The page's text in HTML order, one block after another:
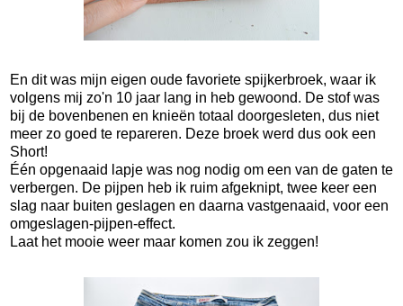
En dit was mijn eigen oude favoriete spijkerbroek, waar ik
volgens mij zo'n 10 jaar lang in heb gewoond. De stof was
bij de bovenbenen en knieën totaal doorgesleten, dus niet
meer zo goed te repareren. Deze broek werd dus ook een
Short!
Één opgenaaid lapje was nog nodig om een van de gaten te
verbergen. De pijpen heb ik ruim afgeknipt, twee keer een
slag naar buiten geslagen en daarna vastgenaaid, voor een
omgeslagen-pijpen-effect.
Laat het mooie weer maar komen zou ik zeggen!